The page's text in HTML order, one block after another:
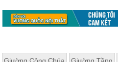
Giường Công Chúa Giường Tầng